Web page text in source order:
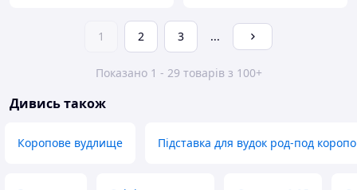
1 2 3 ...
Показано 1 - 29 товарів з 100+
Дивись також
Коропове вудлище Підставка для вудок род-под